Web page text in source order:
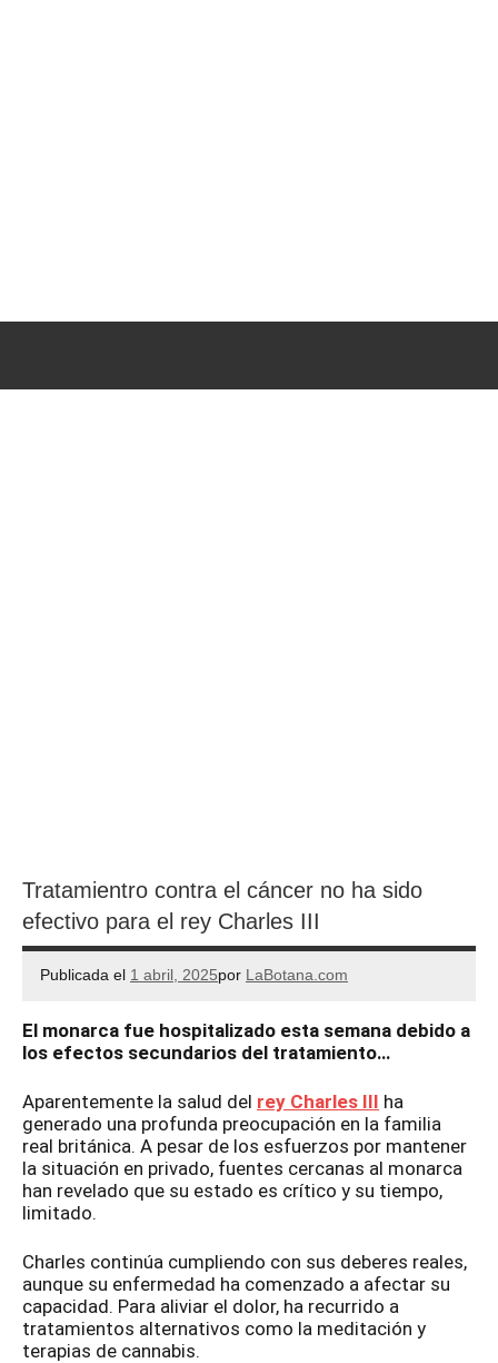
Tratamientro contra el cáncer no ha sido
efectivo para el rey Charles III
Publicada el 1 abril, 2025por LaBotana.com
El monarca fue hospitalizado esta semana debido a
los efectos secundarios del tratamiento…
Aparentemente la salud del rey Charles III ha
generado una profunda preocupación en la familia
real británica. A pesar de los esfuerzos por mantener
la situación en privado, fuentes cercanas al monarca
han revelado que su estado es crítico y su tiempo,
limitado.
Charles continúa cumpliendo con sus deberes reales,
aunque su enfermedad ha comenzado a afectar su
capacidad. Para aliviar el dolor, ha recurrido a
tratamientos alternativos como la meditación y
terapias de cannabis.